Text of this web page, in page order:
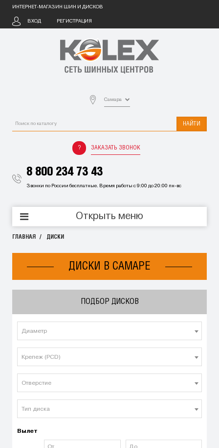
ИНТЕРНЕТ-МАГАЗИН ШИН И ДИСКОВ
ВХОД РЕГИСТРАЦИЯ
Самара
НАЙТИ
ЗАКАЗАТЬ ЗВОНОК
8 800 234 73 43
Звонки по России бесплатные. Время работы с 9:00 до 20:00 пн-вс
Открыть меню
ГЛАВНАЯ ДИСКИ
ДИСКИ В САМАРЕ
ПОДБОР ДИСКОВ
Диаметр
Крепеж (PCD)
Отверстие
Тип диска
Вылет